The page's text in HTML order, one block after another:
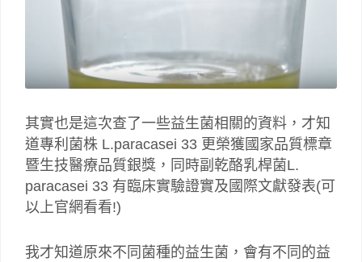
其實也是這次查了一些益生菌相關的資料，才知
道專利菌株 L.paracasei 33 更榮獲國家品質標章
暨生技醫療品質銀獎，同時副乾酪乳桿菌L.
paracasei 33 有臨床實驗證實及國際文獻發表(可
以上官網看看!)
我才知道原來不同菌種的益生菌，會有不同的益